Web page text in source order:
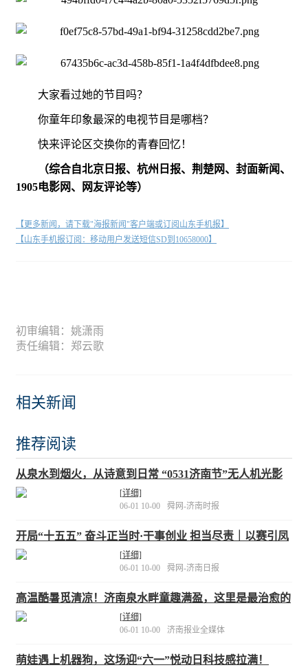
大家看过她的节目吗？
你童年印象最深的电视节目是哪档？
快来评论区交换你的青春回忆！
（综合自北京日报、杭州日报、荆楚网、封面新闻、
1905电影网、网友评论等）
【更多新闻，请下载"海报新闻"客户端或订阅山东手机报】
【山东手机报订阅：移动用户发送短信SD到10658000】
初审编辑：姚潇雨
责任编辑：郑云歌
相关新闻
推荐阅读
从泉水到烟火，从诗意到日常 “0531济南节”无人机光影
秀点亮泉城夜空
[详细]
06-01 10-00
舜网-济南时报
开局“十五五” 奋斗正当时·干事创业 担当尽责｜以赛引凤
来，泉城何以成机器人产业“强磁场”
[详细]
06-01 10-00
舜网-济南日报
高温酷暑觅清凉！济南泉水畔童趣满盈，这里是最治愈的
消夏乐园
[详细]
06-01 10-00
济南报业全媒体
萌娃遇上机器狗，这场迎“六一”悦动日科技感拉满！